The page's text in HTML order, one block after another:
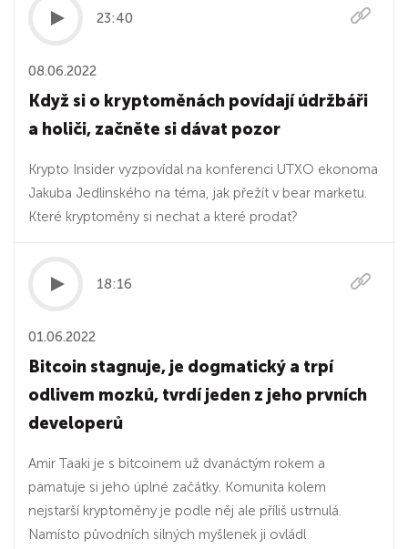
23:40
08.06.2022
Když si o kryptoměnách povídají údržbáři
a holiči, začněte si dávat pozor
Krypto Insider vyzpovídal na konferenci UTXO ekonoma
Jakuba Jedlinského na téma, jak přežít v bear marketu.
Které kryptoměny si nechat a které prodat?
18:16
01.06.2022
Bitcoin stagnuje, je dogmatický a trpí
odlivem mozků, tvrdí jeden z jeho prvních
developerů
Amir Taaki je s bitcoinem už dvanáctým rokem a
pamatuje si jeho úplné začátky. Komunita kolem
nejstarší kryptoměny je podle něj ale příliš ustrnulá.
Namísto původních silných myšlenek ji ovládl